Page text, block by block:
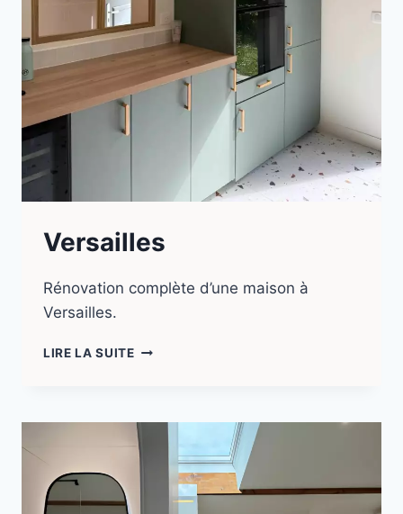
Versailles
Rénovation complète d’une maison à
Versailles.
LIRE LA SUITE